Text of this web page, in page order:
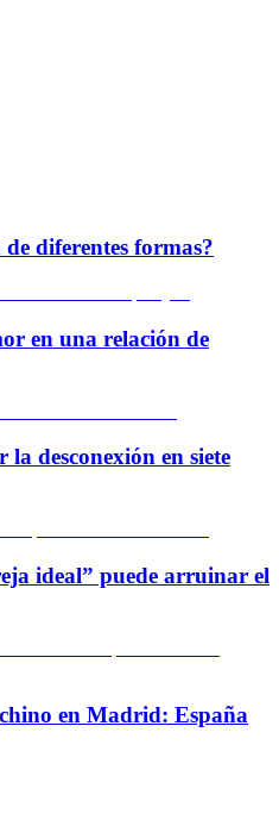
diferentes formas?
en una relación de
desconexión en siete
ideal” puede arruinar el
en Madrid: España